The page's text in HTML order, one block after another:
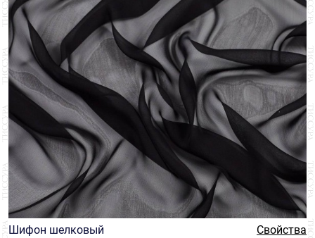
Шифон шелковый
Свойства